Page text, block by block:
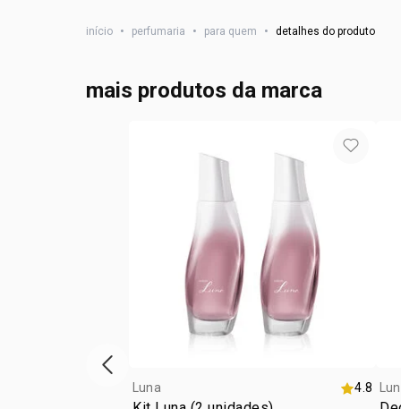
início • perfumaria • para quem • detalhes do produto
mais produtos da marca
Luna 4.8
vitrine de produtos anterior